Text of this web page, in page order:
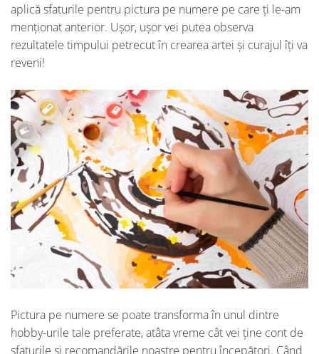
aplică sfaturile pentru pictura pe numere pe care ți le-am
menționat anterior. Ușor, ușor vei putea observa
rezultatele timpului petrecut în crearea artei și curajul îți va
reveni!
Pictura pe numere se poate transforma în unul dintre
hobby-urile tale preferate, atâta vreme cât vei ține cont de
sfaturile și recomandările noastre pentru începători. Când